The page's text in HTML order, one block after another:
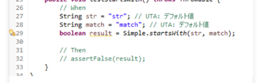
います。開発現場 […]